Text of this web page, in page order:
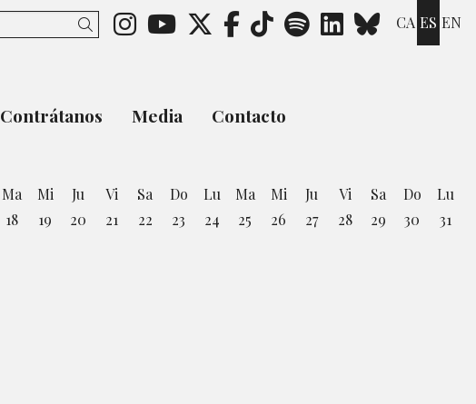
CA ES EN
Link a instagram
Link a youtube
Link a twitter
Link a facebook
Link a ticktok
Link a spotify
Link aLink a
Buscar
Contrátanos Media Contacto
Ma
18
Mi
19
Ju
20
Vi
21
Sa
22
Do
23
Lu
24
Ma
25
Mi
26
Ju
27
Vi
28
Sa
29
Do
30
Lu
31